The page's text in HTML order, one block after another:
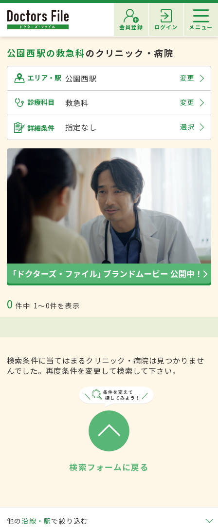
会員登録 ログイン メニュー
公園西駅の救急科のクリニック・病院
エリア・駅 公園西駅 変更
診療科目 救急科 変更
詳細条件 指定なし 選択
0 件中 1〜0件を表示
検索条件に当てはまるクリニック・病院は見つかりませ
んでした。再度条件を変更して検索して下さい。
検索フォームに戻る
他の沿線・駅で絞り込む